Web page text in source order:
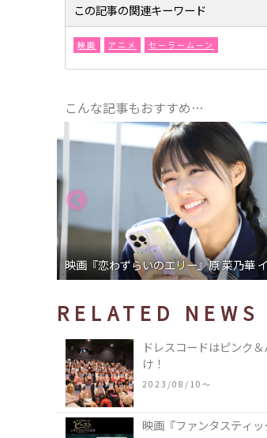
この記事の関連キーワード
映画 アニメ セーラームーン
こんな記事もおすすめ…
映画『恋わずらいのエリー』原 菜乃華
RELATED NEWS
ドレスコードはピンク
け！
2023/08/10〜
映画『ファンタスティ